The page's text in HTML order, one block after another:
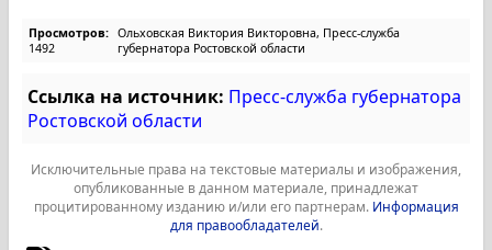
Просмотров:
1492
Ольховская Виктория Викторовна, Пресс-служба
губернатора Ростовской области
Ссылка на источник: Пресс-служба губернатора
Ростовской области
Исключительные права на текстовые материалы и изображения,
опубликованные в данном материале, принадлежат
процитированному изданию и/или его партнерам. Информация
для правообладателей.